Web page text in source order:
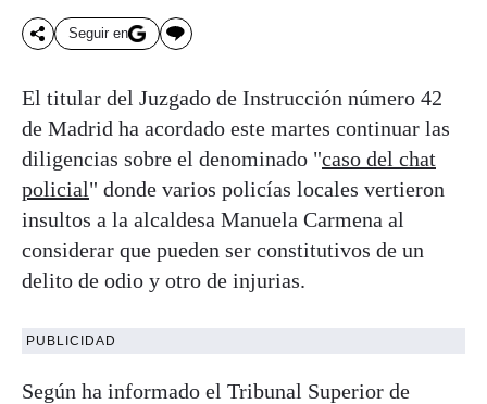
Seguir en
El titular del Juzgado de Instrucción número 42
de Madrid ha acordado este martes continuar las
diligencias sobre el denominado "caso del chat
policial" donde varios policías locales vertieron
insultos a la alcaldesa Manuela Carmena al
considerar que pueden ser constitutivos de un
delito de odio y otro de injurias.
PUBLICIDAD
Según ha informado el Tribunal Superior de